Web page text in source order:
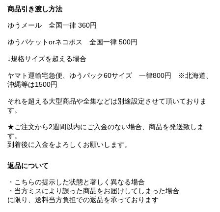
商品引き渡し方法
ゆうメール 全国一律 360円
ゆうパケットorネコポス 全国一律 500円
↓規格サイズを超える場合
ヤマト運輸宅急便、ゆうパック60サイズ 一律800円 ※北海道、
沖縄等は1500円
それを超える大型商品や全集などは別途設定させて頂いておりま
す。
★ご注文から2週間以内にご入金のない場合、商品を発送致しま
す。
到着後に入金をよろしくお願いします。
返品について
・こちらの提示した状態と著しく異なる場合
・当方ミスにより誤った商品をお届けしてしまった場合
に限り、送料当方負担での返品を承っております